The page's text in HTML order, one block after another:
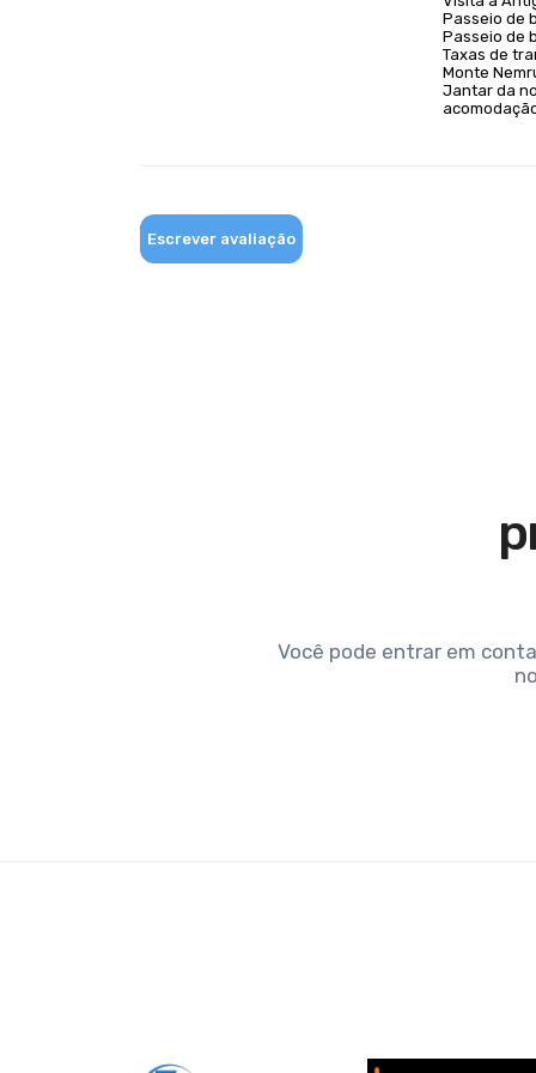
Passeio de
Passeio de
Taxas de
Monte
Jantar da
Escrever avaliação
Você pode entrar em